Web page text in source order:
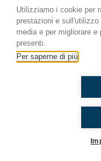
Ti è piaciuto?
Utilizziamo i cookie per
prestazioni e
media e per migliorare
presenti.
Per saperne di più